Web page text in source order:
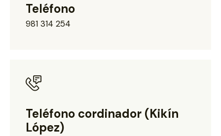
Teléfono
981 314 254
Teléfono cordinador (Kikín
López)